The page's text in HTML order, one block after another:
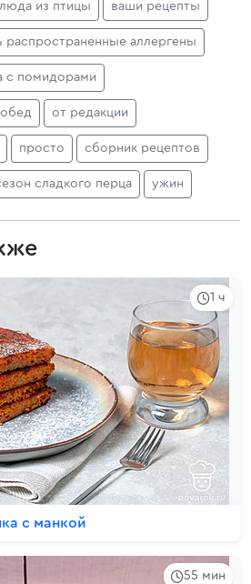
из птицы ваши рецепты
распространенные аллергены
с помидорами
обед от редакции
просто сборник рецептов
сладкого перца ужин
1 ч
с манкой
55 мин